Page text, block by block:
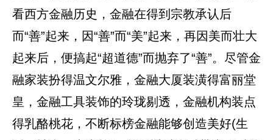
看西方金融历史，金融在得到宗教承认后
而“善”起来，因“善”而“美”起来，再因美而壮大
起来后，便搞起“超道德”而抛弃了“善”。尽管金
融家装扮得温文尔雅，金融大厦装潢得富丽堂
皇，金融工具装饰的玲珑剔透，金融机构装点
得乳酪桃花，不断标榜金融能够创造美好(生